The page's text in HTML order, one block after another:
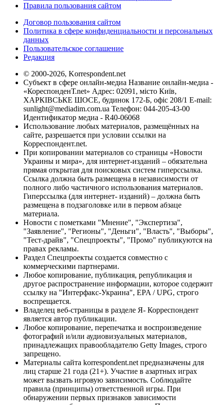
Правила пользования сайтом
Договор пользования сайтом
Политика в сфере конфиденциальности и персональных
данных
Пользовательское соглашение
Редакция
© 2000-2026, Korrespondent.net
Субъект в сфере онлайн-медиа Название онлайн-медиа -
«КореспонденТ.net» Адрес: 02091, місто Київ,
ХАРКІВСЬКЕ ШОСЕ, будинок 172-Б, офіс 208/1 E-mail:
sunlight@mediadim.com.ua Телефон: 044-205-43-00
Идентификатор медиа - R40-06068
Использование любых материалов, размещённых на
сайте, разрешается при условии ссылки на
Корреспондент.net.
При копировании материалов со страницы «Новости
Украины и мира», для интернет-изданий – обязательна
прямая открытая для поисковых систем гиперссылка.
Ссылка должна быть размещена в независимости от
полного либо частичного использования материалов.
Гиперссылка (для интернет- изданий) – должна быть
размещена в подзаголовке или в первом абзаце
материала.
Новости с пометками "Мнение", "Экспертиза",
"Заявление", "Регионы", "Деньги", "Власть", "Выборы",
"Тест-драйв", "Спецпроекты", "Промо" публикуются на
правах рекламы.
Раздел Спецпроекты создается совместно с
коммерческими партнерами.
Любое копирование, публикация, републикация и
другое распространение информации, которое содержит
ссылку на "Интерфакс-Украина", EPA / UPG, строго
воспрещается.
Владелец веб-страницы в разделе Я- Корреспондент
является автор публикации.
Любое копирование, перепечатка и воспроизведение
фотографий и/или аудиовизуальных материалов,
принадлежащих правообладателю Getty Images, строго
запрещено.
Материалы сайта korrespondent.net предназначены для
лиц старше 21 года (21+). Участие в азартных играх
может вызвать игровую зависимость. Соблюдайте
правила (принципы) ответственной игры. При
обнаружении первых признаков зависимости